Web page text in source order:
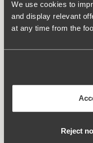
We use cookies to
and display relevant
at any time from the
Reject
Fantastic Flair body
€64.99
Zonder Beugel
Viewing image 1 of 2
Fantastic Flair body